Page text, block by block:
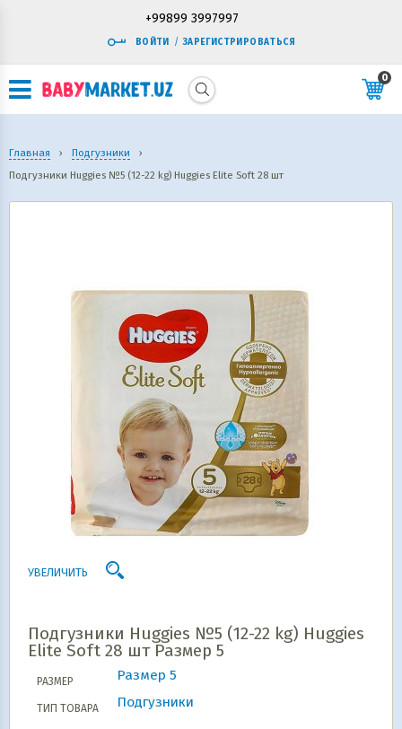
+99899 3997997
ВОЙТИ / ЗАРЕГИСТРИРОВАТЬСЯ
0
Главная › Подгузники
›
Подгузники Huggies №5 (12-22 kg) Huggies Elite Soft 28 шт
УВЕЛИЧИТЬ
Подгузники Huggies №5 (12-22 kg) Huggies
Elite Soft 28 шт Размер 5
РАЗМЕР Размер 5
ТИП ТОВАРА Подгузники